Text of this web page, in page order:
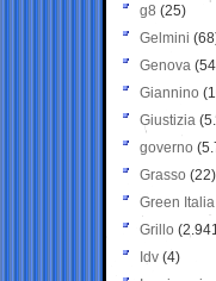
g8 (25)
Gelmini
Genova
Giannino
Giustizia
governo
Grasso (22)
Green Italia
Grillo
Idv (4)